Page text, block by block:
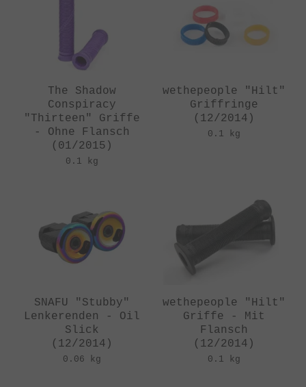
The Shadow
Conspiracy
"Thirteen" Griffe
- Ohne Flansch
(01/2015)
0.1 kg
wethepeople "Hilt"
Griffringe
(12/2014)
0.1 kg
SNAFU "Stubby"
Lenkerenden - Oil
Slick
(12/2014)
0.06 kg
wethepeople "Hilt"
Griffe - Mit
Flansch
(12/2014)
0.1 kg